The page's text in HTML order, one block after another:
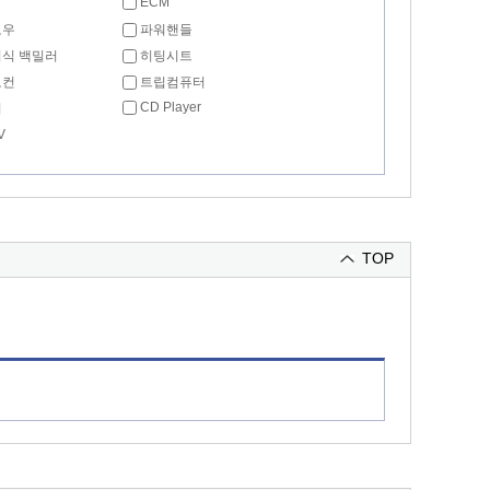
파워핸들
백밀러
히팅시트
트립컴퓨터
CD Player
TOP